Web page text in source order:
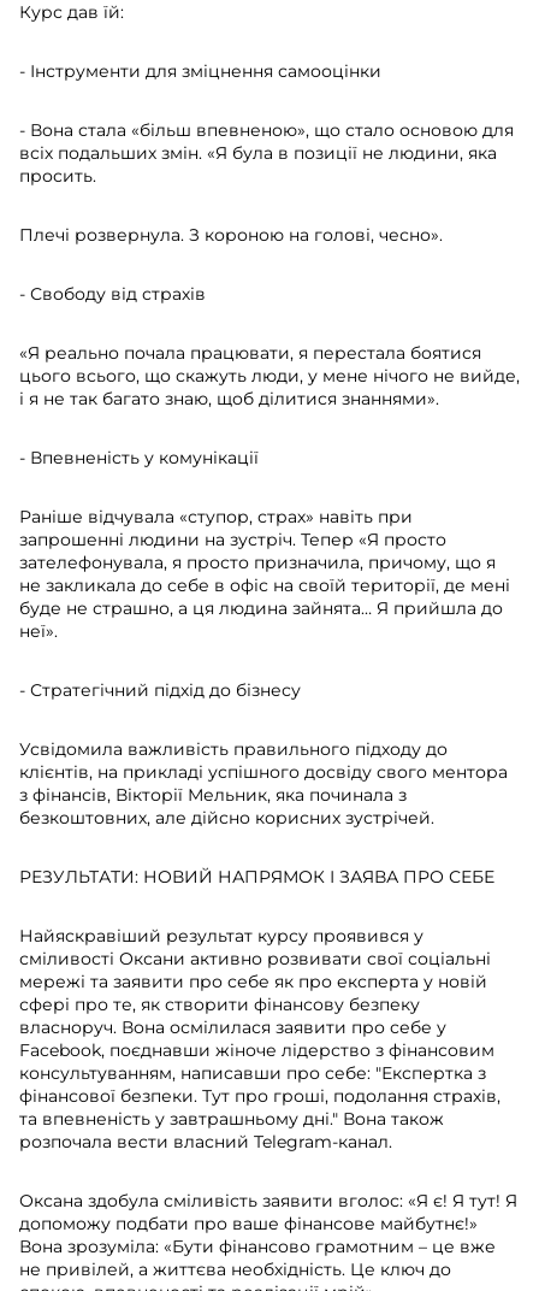
Курс дав їй:
- Інструменти для зміцнення самооцінки
- Вона стала «більш впевненою», що стало основою для
всіх подальших змін. «Я була в позиції не людини, яка
просить.
Плечі розвернула. З короною на голові, чесно».
- Свободу від страхів
«Я реально почала працювати, я перестала боятися
цього всього, що скажуть люди, у мене нічого не вийде,
і я не так багато знаю, щоб ділитися знаннями».
- Впевненість у комунікації
Раніше відчувала «ступор, страх» навіть при
запрошенні людини на зустріч. Тепер «Я просто
зателефонувала, я просто призначила, причому, що я
не закликала до себе в офіс на своїй території, де мені
буде не страшно, а ця людина зайнята… Я прийшла до
неї».
- Стратегічний підхід до бізнесу
Усвідомила важливість правильного підходу до
клієнтів, на прикладі успішного досвіду свого ментора
з фінансів, Вікторії Мельник, яка починала з
безкоштовних, але дійсно корисних зустрічей.
РЕЗУЛЬТАТИ: НОВИЙ НАПРЯМОК І ЗАЯВА ПРО СЕБЕ
Найяскравіший результат курсу проявився у
сміливості Оксани активно розвивати свої соціальні
мережі та заявити про себе як про експерта у новій
сфері про те, як створити фінансову безпеку
власноруч. Вона осмілилася заявити про себе у
Facebook, поєднавши жіноче лідерство з фінансовим
консультуванням, написавши про себе: "Експертка з
фінансової безпеки. Тут про гроші, подолання страхів,
та впевненість у завтрашньому дні." Вона також
розпочала вести власний Telegram-канал.
Оксана здобула сміливість заявити вголос: «Я є! Я тут! Я
допоможу подбати про ваше фінансове майбутнє!»
Вона зрозуміла: «Бути фінансово грамотним – це вже
не привілей, а життєва необхідність. Це ключ до